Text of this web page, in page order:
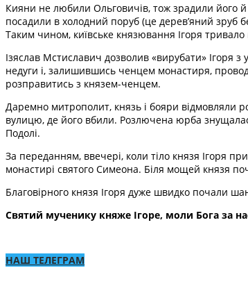
Кияни не любили Ольговичів, тож зрадили його
посадили в холодний поруб (це дерев’яний зруб
Таким чином, київське князювання Ігоря
Ізяслав Мстиславич дозволив «вирубати» Ігоря
недуги і, залишившись ченцем монастиря,
розправитись з князем-ченцем.
Даремно митрополит, князь і бояри відмовляли
вулицю, де його вбили. Розлючена юрба
Подолі.
За переданням, ввечері, коли тіло князя Ігоря
монастирі святого Симеона. Біля мощей князя
Благовірного князя Ігоря дуже швидко почали
Святий мученику княже Ігоре, моли Бога за
НАШ ТЕЛЕГРАМ